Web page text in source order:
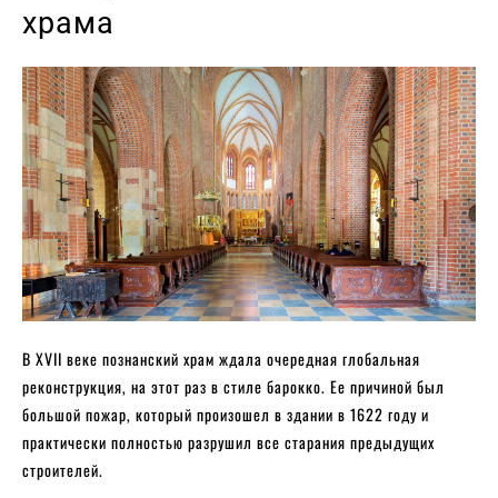
храма
В XVII веке познанский храм ждала очередная глобальная
реконструкция, на этот раз в стиле барокко. Ее причиной был
большой пожар, который произошел в здании в 1622 году и
практически полностью разрушил все старания предыдущих
строителей.